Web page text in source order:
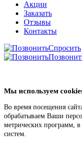
Акции
Заказать
Отзывы
Контакты
Спросить
Мы используем
Во время посещения
обрабатываем Ваши
метрических программ,
систем.